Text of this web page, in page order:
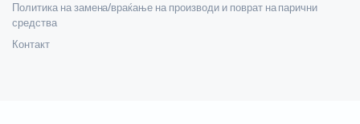
Политика на замена/враќање на производи и поврат на парични
средства
Контакт